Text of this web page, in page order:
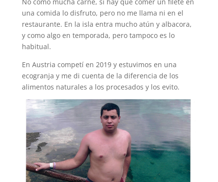
una comida lo disfruto, pero no me llama ni en el
restaurante. En la isla entra mucho atún y albacora,
y como algo en temporada, pero tampoco es lo
habitual.
En Austria competí en 2019 y estuvimos en una
ecogranja y me di cuenta de la diferencia de los
alimentos naturales a los procesados y los evito.